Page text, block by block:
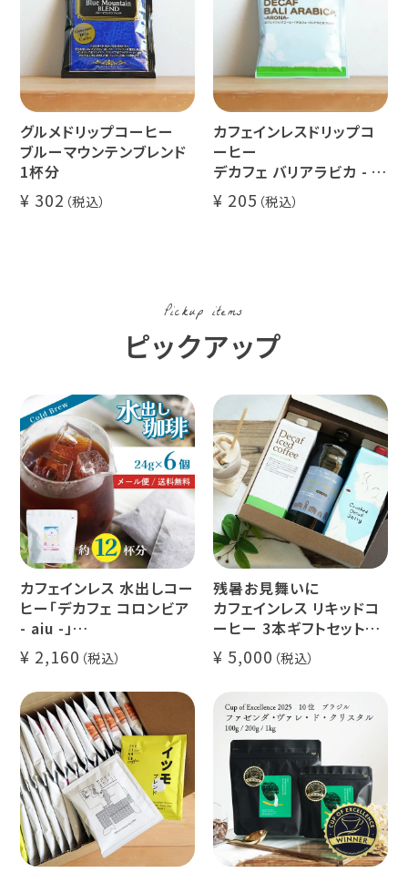
グルメドリップコーヒー
ブルーマウンテンブレンド
1杯分
302
カフェインレスドリップコ
ーヒー
デカフェ バリアラビカ - ア
ロナ - 1杯分
205
Pickup items
ピックアップ
カフェインレス 水出しコー
ヒー「デカフェ コロンビア
- aiu -」
24g×6個（約12杯分）
マウンテンウォータープロ
セス カフェインレスコーヒ
ー豆100%使用 メール便
でお届け
2,160
残暑お見舞いに
カフェインレス リキッドコ
ーヒー 3本ギフトセット
クラッシュド デカフェ ゼリ
ー 1本
デカフェ オレベース【無
糖】1本
デカフェ アイスコーヒー 1
5,000